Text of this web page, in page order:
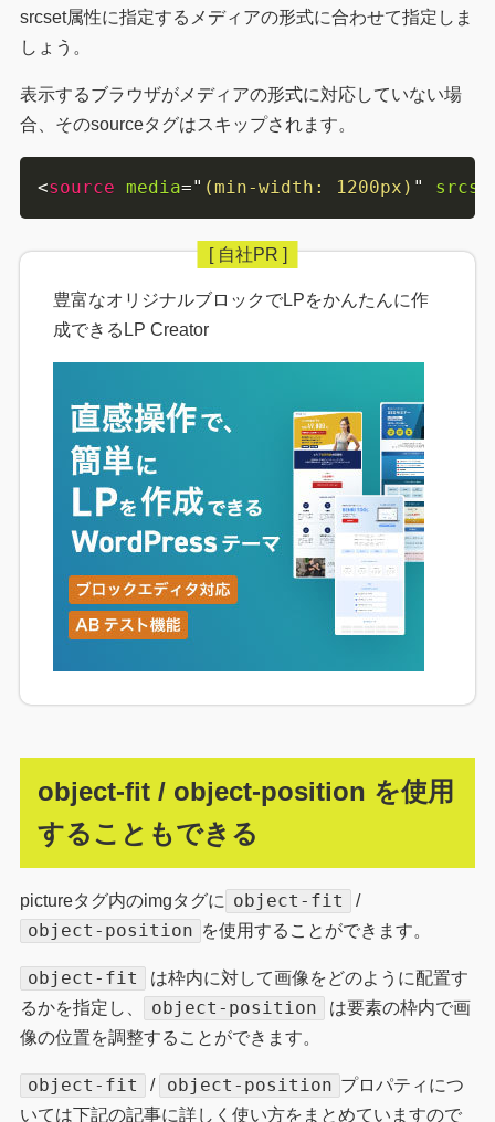
srcset属性に指定するメディアの形式に合わせて指定しま
しょう。
表示するブラウザがメディアの形式に対応していない場
合、そのsourceタグはスキップされます。
<source media=" (min-width: 1200px) "
豊富なオリジナルブロックでLPをかんたんに作
成できるLP Creator
object-fit / object-position を使用
することもできる
pictureタグ内のimgタグに object-fit /
object-position を使用することができます。
object-fit
は枠内に対して画像をどのように配置す
るかを指定し、
object-position
は要素の枠内で画
像の位置を調整することができます。
object-fit / object-position プロパティにつ
いては下記の記事に詳しく使い方をまとめていますので